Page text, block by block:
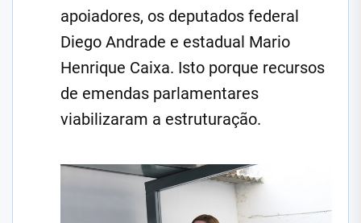
apoiadores, os deputados federal
Diego Andrade e estadual Mario
Henrique Caixa. Isto porque recursos
de emendas parlamentares
viabilizaram a estruturação.